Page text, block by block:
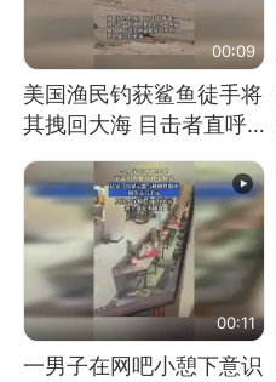
00:09
美国渔民钓获鲨鱼徒手将
其拽回大海 目击者直呼
震惊 （视频来源：参考
消息）
00:11
一男子在网吧小憩下意识